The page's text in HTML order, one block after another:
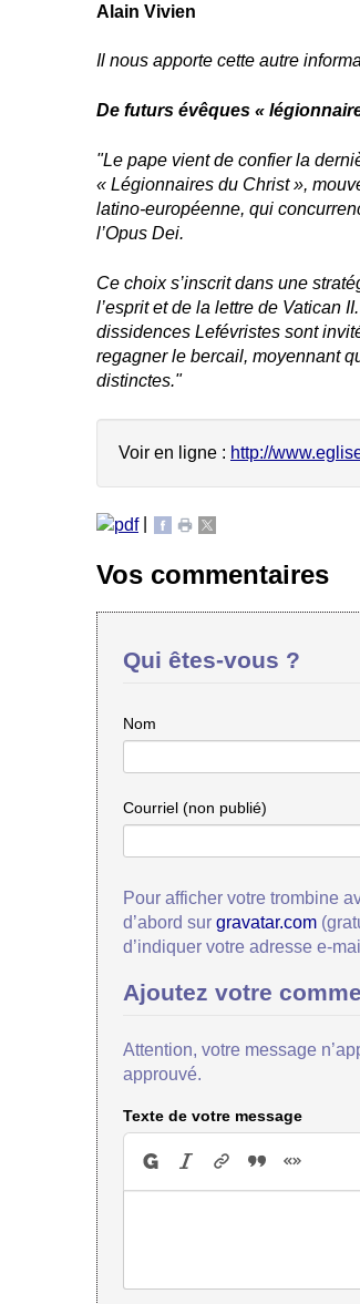
Alain Vivien
Il nous apporte cette autre
De futurs évêques «
"Le pape vient de confier la
« Légionnaires du Christ »,
latino-européenne, qui
l’Opus Dei.
Ce choix s’inscrit dans une
l’esprit et de la lettre de Vatican
dissidences Lefévristes sont
regagner le bercail, moyennant
distinctes."
Voir en ligne : http://
|
Vos commentaires
Qui êtes-vous ?
Nom
Courriel (non publié)
Pour afficher votre trombine
d’abord sur gravatar.com
d’indiquer votre adresse e-
Ajoutez votre
Attention, votre message
approuvé.
Texte de votre message